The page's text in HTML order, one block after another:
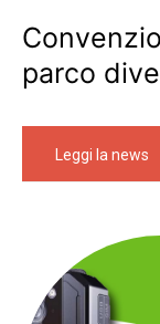
parco
Leggi la news